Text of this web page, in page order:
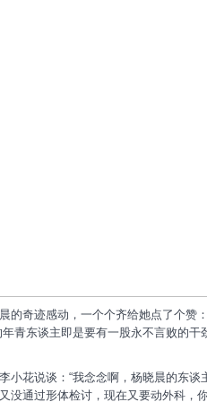
的奇迹感动，一个个齐给她点了个赞
青东谈主即是要有一股永不言败的
小花说谈：“我念念啊，杨晓晨的东
没通过形体检讨，现在又要动外科，